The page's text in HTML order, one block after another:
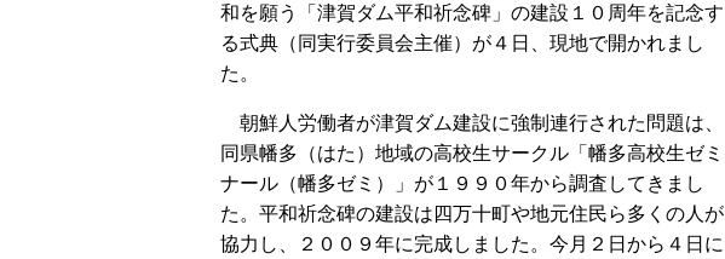
和を願う「津賀ダム平和祈念碑」の建設１０周年を記念す
る式典（同実行委員会主催）が４日、現地で開かれまし
た。
朝鮮人労働者が津賀ダム建設に強制連行された問題は、
同県幡多（はた）地域の高校生サークル「幡多高校生ゼミ
ナール（幡多ゼミ）」が１９９０年から調査してきまし
た。平和祈念碑の建設は四万十町や地元住民ら多くの人が
協力し、２００９年に完成しました。今月２日から４日に